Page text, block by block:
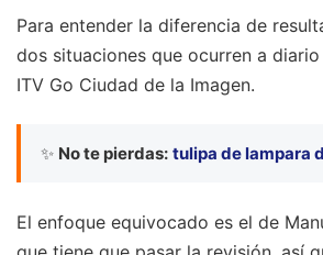
Para entender la diferencia de
dos situaciones que ocurren a
ITV Go Ciudad de la Imagen.
✨ No te pierdas: tulipa de lampara
El enfoque equivocado es el de